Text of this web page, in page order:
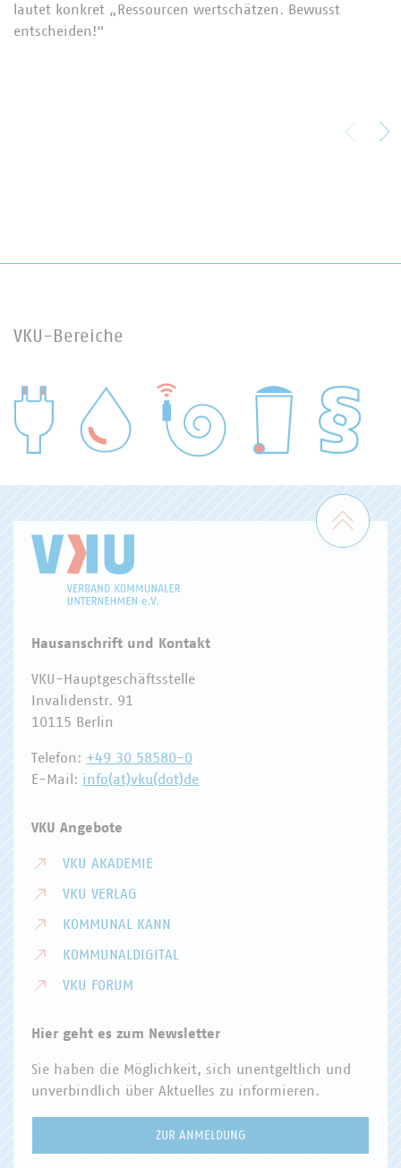
lautet konkret „Ressourcen wertschätzen. Bewusst
entscheiden!“
VKU-Bereiche
WASSER/ABWASSER
Zum
Hausanschrift und Kontakt
VKU-Hauptgeschäftsstelle
Invalidenstr. 91
10115 Berlin
Telefon: +49 30 58580-0
E-Mail: info(at)vku(dot)de
VKU Angebote
VKU AKADEMIE
VKU VERLAG
KOMMUNAL KANN
KOMMUNALDIGITAL
VKU FORUM
Hier geht es zum Newsletter
Sie haben die Möglichkeit, sich unentgeltlich und
unverbindlich über Aktuelles zu informieren.
ZUR ANMELDUNG